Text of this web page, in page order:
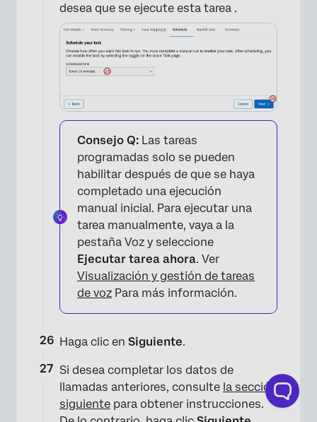
desea que se ejecute esta tarea .
Consejo Q: Las tareas
programadas solo se pueden
habilitar después de que se haya
completado una ejecución
manual inicial. Para ejecutar una
tarea manualmente, vaya a la
pestaña Voz y seleccione
Ejecutar tarea ahora. Ver
Visualización y gestión de tareas
de voz Para más información.
Haga clic en Siguiente.
Si desea completar los datos de
llamadas anteriores, consulte la sección
siguiente para obtener instrucciones.